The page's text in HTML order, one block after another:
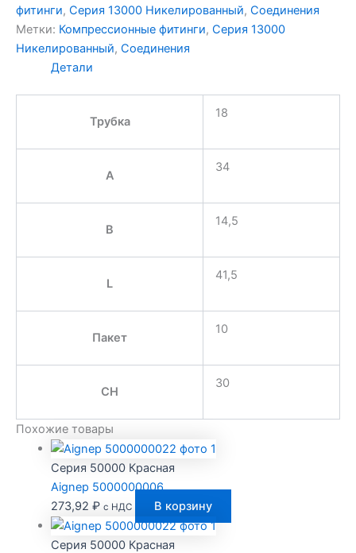
фитинги, Серия 13000 Никелированный, Соединения
Метки: Компрессионные фитинги, Серия 13000
Никелированный, Соединения
Детали
Трубка
18
A
34
B
14,5
L
41,5
Пакет
10
CH
30
Похожие товары
Серия 50000 Красная
Aignep 5000000006
273,92 ₽ с НДС В корзину
Серия 50000 Красная